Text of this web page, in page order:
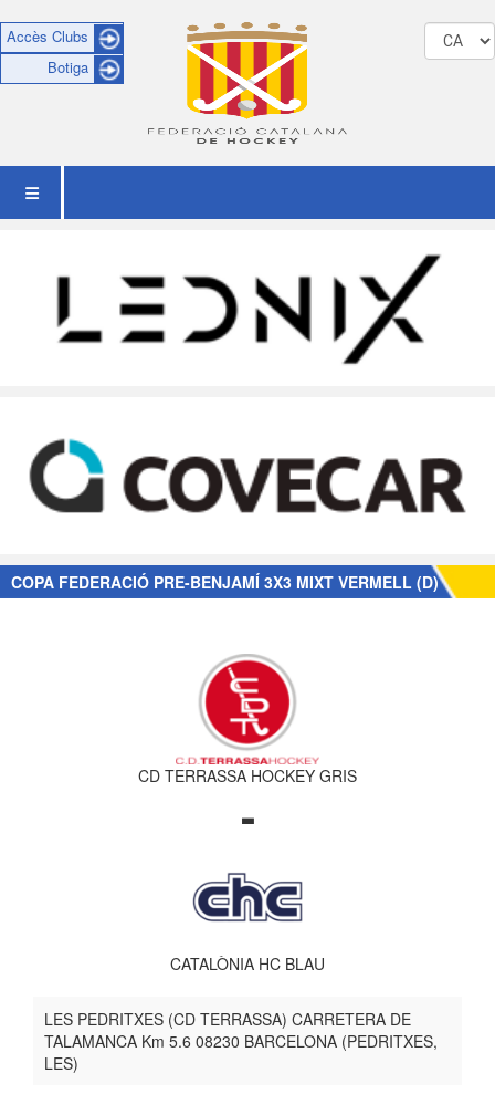
Accès Clubs
Botiga
COPA FEDERACIÓ PRE-BENJAMÍ 3X3 MIXT VERMELL (D)
CD TERRASSA HOCKEY GRIS
-
CATALÒNIA HC BLAU
LES PEDRITXES (CD TERRASSA) CARRETERA DE
TALAMANCA Km 5.6 08230 BARCELONA (PEDRITXES,
LES)